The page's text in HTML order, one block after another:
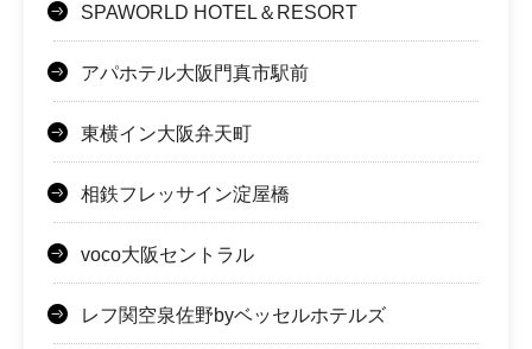
SPAWORLD HOTEL＆RESORT
アパホテル大阪門真市駅前
東横イン大阪弁天町
相鉄フレッサイン淀屋橋
voco大阪セントラル
レフ関空泉佐野byベッセルホテルズ